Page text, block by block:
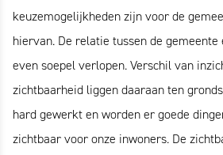
keuzemogelijkheden zijn voor de
hiervan. De relatie tussen de
even soepel verlopen. Verschil van
zichtbaarheid liggen daaraan ten
hard gewerkt en worden er goede
zichtbaar voor onze inwoners. De